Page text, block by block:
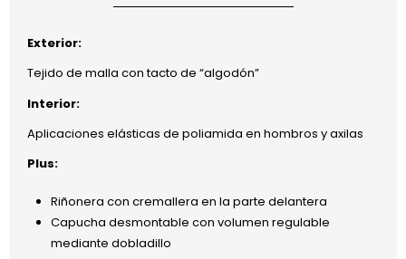
Exterior:
Tejido de malla con tacto de “algodón”
Interior:
Aplicaciones elásticas de poliamida en hombros y axilas
Plus:
Riñonera con cremallera en la parte delantera
Capucha desmontable con volumen regulable
mediante dobladillo